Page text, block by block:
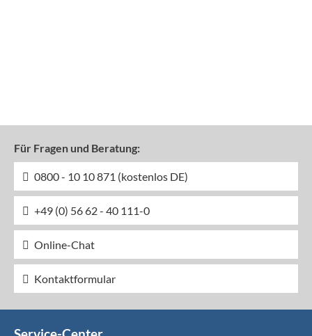
Für Fragen und Beratung:
0800 - 10 10 871 (kostenlos DE)
+49 (0) 56 62 - 40 111-0
Online-Chat
Kontaktformular